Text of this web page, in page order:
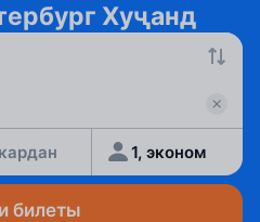
Хуҷанд
1, эконом
билеты